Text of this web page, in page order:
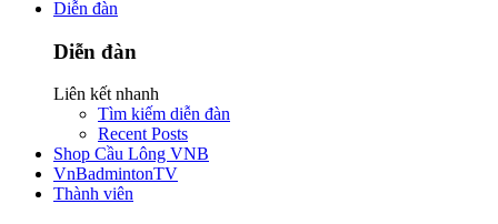
Diễn đàn
Diễn đàn
Liên kết nhanh
Tìm kiếm diễn đàn
Recent Posts
Shop Cầu Lông VNB
VnBadmintonTV
Thành viên